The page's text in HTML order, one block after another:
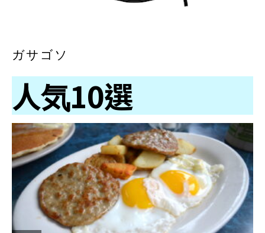
ガサゴソ
人気10選